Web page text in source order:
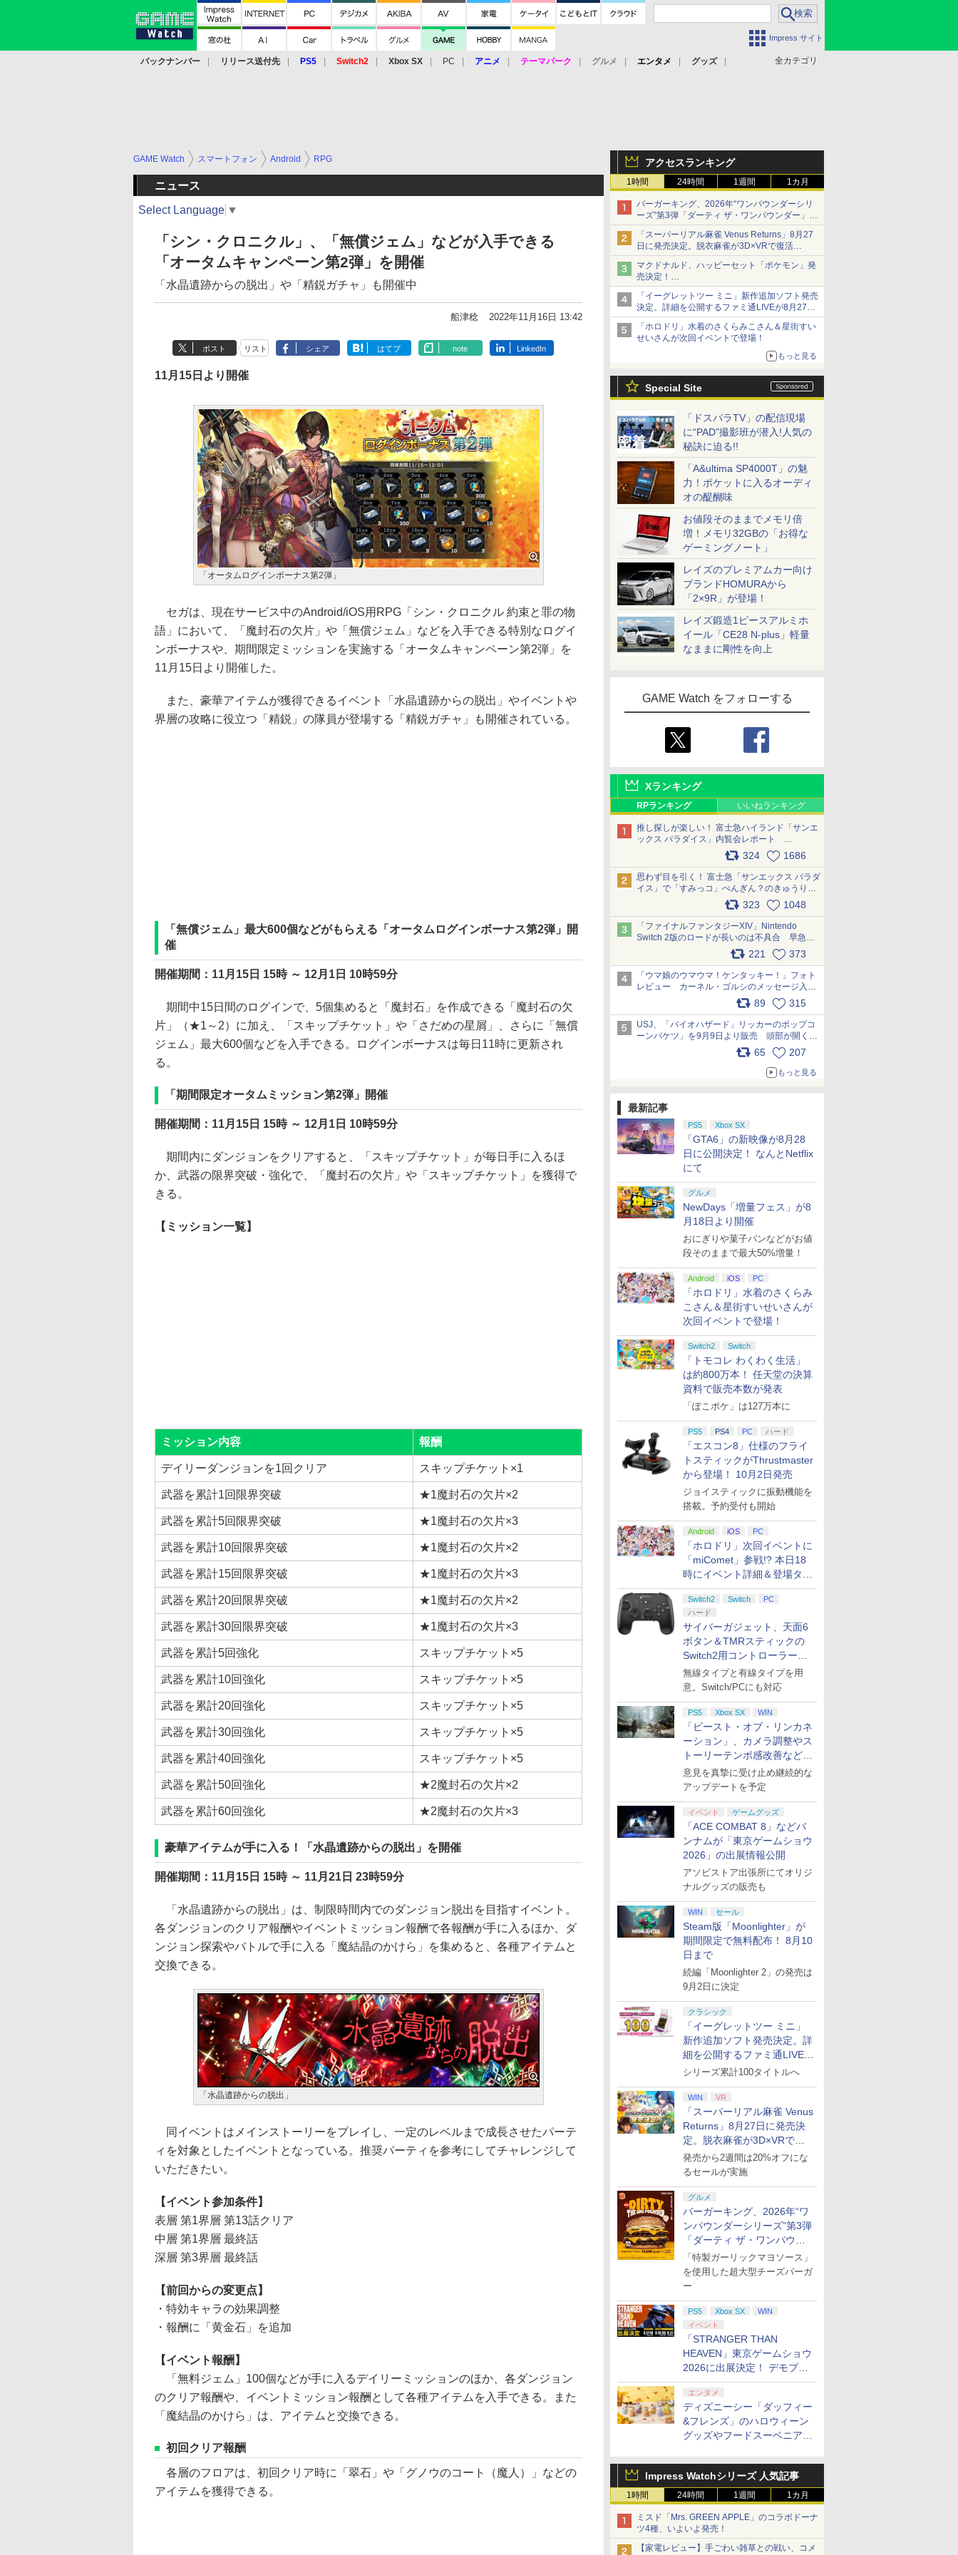
Impress サイト
全カテゴリ
バックナンバー リリース送付先 PS5 Switch2 Xbox SX PC アニメ テーマパーク グルメ エンタメ
グッズ
アクセスランキング
1時間 24時間 1週間 1カ月
バーガーキング、2026年“ワンパウンダーシリ
ーズ”第3弾「ダーティ ザ・ワンパウンダー」を
8月7日発売
「特製ガーリックマヨソース」を使用した超大
型チーズバーガー
「スーパーリアル麻雀 Venus Returns」8月27
日に発売決定。脱衣麻雀が3D×VRで復活
発売から2週間は20%オフになるセールが実施
マクドナルド、ハッピーセット「ポケモン」発
売決定！
ポケモン30周年記念で30匹が大集合
「イーグレットツー ミニ」新作追加ソフト発売
決定。詳細を公開するファミ通LIVEが8月27日
20時から配信
シリーズ累計100タイトルへ
「ホロドリ」水着のさくらみこさん＆星街すい
せいさんが次回イベントで登場！
もっと見る
Special Site
「ドスパラTV」の配信現場
に“PAD”撮影班が潜入!人気の
秘訣に迫る!!
「A&ultima SP4000T」の魅
力！ポケットに入るオーディ
オの醍醐味
お値段そのままでメモリ倍
増！メモリ32GBの「お得な
ゲーミングノート」
レイズのプレミアムカー向け
ブランドHOMURAから
「2×9R」が登場！
レイズ鍛造1ピースアルミホ
イール「CE28 N-plus」軽量
なままに剛性を向上
GAME Watch をフォローする
Xランキング
RPランキング いいねランキング
推し探しが楽しい！ 富士急ハイランド「サンエ
ックス パラダイス」内覧会レポート
324 1686
思わず目を引く！ 富士急「サンエックス パラダ
イス」で「すみっコ」ぺんぎん？のきゅうりド
ッグを食べてみた イラストそのままのメニュ
ー化に挑戦。これが意外にもおいしい
pic.x.com/Kgl04hZaeg
323 1048
「ファイナルファンタジーXIV」Nintendo
Switch 2版のロードが長いのは不具合 早急に
アップデートできるよう対応中221 373
「ウマ娘のウマウマ！ケンタッキー！」フォト
レビュー カーネル・ゴルシのメッセージ入り
パッケージや描き下ろしトレカなどが登場
89 315
USJ、「バイオハザード」リッカーのポップコ
ーンバケツ」を9月9日より販売 頭部が開く仕
組み。味は恐怖を堪のう「味噌フレーバー」
65 207
もっと見る
最新記事
PS5 Xbox SX
「GTA6」の新映像が8月28
日に公開決定！ なんとNetflix
にて
グルメ
NewDays「増量フェス」が8
月18日より開催
おにぎりや菓子パンなどがお値
段そのままで最大50%増量！
Android iOS PC
「ホロドリ」水着のさくらみ
こさん＆星街すいせいさんが
次回イベントで登場！
Switch2 Switch
「トモコレ わくわく生活」
は約800万本！ 任天堂の決算
資料で販売本数が発表
「ぽこポケ」は127万本に
PS5 PS4 PC ハード
「エスコン8」仕様のフライ
トスティックがThrustmaster
から登場！ 10月2日発売
ジョイスティックに振動機能を
搭載。予約受付も開始
Android iOS PC
「ホロドリ」次回イベントに
「miComet」参戦!? 本日18
時にイベント詳細＆登場タレ
ント公開
Switch2 Switch
PC
ハード
サイバーガジェット、天面6
ボタン＆TMRスティックの
Switch2用コントローラーを9
月下旬発売！
無線タイプと有線タイプを用
意。Switch/PCにも対応
PS5 Xbox SX WIN
「ビースト・オブ・リンカネ
ーション」、カメラ調整やス
トーリーテンポ感改善などの
アプデを1週間以内に実施
意見を真摯に受け止め継続的な
アップデートを予定
イベント ゲームグッズ
「ACE COMBAT 8」などバ
ンナムが「東京ゲームショウ
2026」の出展情報公開
アソビストア出張所にてオリジ
ナルグッズの販売も
WIN セール
Steam版「Moonlighter」が
期間限定で無料配布！ 8月10
日まで
続編「Moonlighter 2」の発売は
9月2日に決定
クラシック
「イーグレットツー ミニ」
新作追加ソフト発売決定。詳
細を公開するファミ通LIVEが
8月27日20時から配信
シリーズ累計100タイトルへ
WIN VR
「スーパーリアル麻雀 Venus
Returns」8月27日に発売決
定。脱衣麻雀が3D×VRで復
活
発売から2週間は20%オフにな
るセールが実施
グルメ
バーガーキング、2026年“ワ
ンパウンダーシリーズ”第3弾
「ダーティ ザ・ワンパウン
ダー」を8月7日発売
「特製ガーリックマヨソース」
を使用した超大型チーズバーガ
ー
PS5 Xbox SX
WIN
イベント
「STRANGER THAN
HEAVEN」東京ゲームショウ
2026に出展決定！ デモプレ
イや体験型展示も
エンタメ
ディズニーシー「ダッフィー
&フレンズ」のハロウィーン
グッズやフードスーベニアが
Impress Watchシリーズ 人気記事
1時間 24時間 1週間 1カ月
ミスド「Mrs. GREEN APPLE」のコラボドーナ
ツ4種、いよいよ発売！
【家電レビュー】手ごわい雑草との戦い、コメ
GAME Watch スマートフォン Android RPG
ニュース
Select Language ▼
「シン・クロニクル」、「無償ジェム」などが入手できる
「オータムキャンペーン第2弾」を開催
「水晶遺跡からの脱出」や「精鋭ガチャ」も開催中
船津稔 2022年11月16日 13:42
ポスト リスト シェア はてブ note LinkedIn
11月15日より開催
「オータムログインボーナス第2弾」
セガは、現在サービス中のAndroid/iOS用RPG「シン・クロニクル 約束と罪の物
語」において、「魔封石の欠片」や「無償ジェム」などを入手できる特別なログイ
ンボーナスや、期間限定ミッションを実施する「オータムキャンペーン第2弾」を
11月15日より開催した。
また、豪華アイテムが獲得できるイベント「水晶遺跡からの脱出」やイベントや
界層の攻略に役立つ「精鋭」の隊員が登場する「精鋭ガチャ」も開催されている。
「無償ジェム」最大600個などがもらえる「オータムログインボーナス第2弾」開
催
開催期間：11月15日 15時 ～ 12月1日 10時59分
期間中15日間のログインで、5個集めると「魔封石」を作成できる「魔封石の欠
片」（★1～2）に加え、「スキップチケット」や「さだめの星屑」、さらに「無償
ジェム」最大600個などを入手できる。ログインボーナスは毎日11時に更新され
る。
「期間限定オータムミッション第2弾」開催
開催期間：11月15日 15時 ～ 12月1日 10時59分
期間内にダンジョンをクリアすると、「スキップチケット」が毎日手に入るほ
か、武器の限界突破・強化で、「魔封石の欠片」や「スキップチケット」を獲得で
きる。
【ミッション一覧】
ミッション内容 報酬
デイリーダンジョンを1回クリア スキップチケット×1
武器を累計1回限界突破 ★1魔封石の欠片×2
武器を累計5回限界突破 ★1魔封石の欠片×3
武器を累計10回限界突破 ★1魔封石の欠片×2
武器を累計15回限界突破 ★1魔封石の欠片×3
武器を累計20回限界突破 ★1魔封石の欠片×2
武器を累計30回限界突破 ★1魔封石の欠片×3
武器を累計5回強化 スキップチケット×5
武器を累計10回強化 スキップチケット×5
武器を累計20回強化 スキップチケット×5
武器を累計30回強化 スキップチケット×5
武器を累計40回強化 スキップチケット×5
武器を累計50回強化 ★2魔封石の欠片×2
武器を累計60回強化 ★2魔封石の欠片×3
豪華アイテムが手に入る！「水晶遺跡からの脱出」を開催
開催期間：11月15日 15時 ～ 11月21日 23時59分
「水晶遺跡からの脱出」は、制限時間内でのダンジョン脱出を目指すイベント。
各ダンジョンのクリア報酬やイベントミッション報酬で各報酬が手に入るほか、ダ
ンジョン探索やバトルで手に入る「魔結晶のかけら」を集めると、各種アイテムと
交換できる。
「水晶遺跡からの脱出」
同イベントはメインストーリーをプレイし、一定のレベルまで成長させたパーテ
ィを対象としたイベントとなっている。推奨パーティを参考にしてチャレンジして
いただきたい。
【イベント参加条件】
表層 第1界層 第13話クリア
中層 第1界層 最終話
深層 第3界層 最終話
【前回からの変更点】
・特効キャラの効果調整
・報酬に「黄金石」を追加
【イベント報酬】
「無料ジェム」100個などが手に入るデイリーミッションのほか、各ダンジョン
のクリア報酬や、イベントミッション報酬として各種アイテムを入手できる。また
「魔結晶のかけら」は、アイテムと交換できる。
初回クリア報酬
各層のフロアは、初回クリア時に「翠石」や「グノウのコート（魔人）」などの
アイテムを獲得できる。